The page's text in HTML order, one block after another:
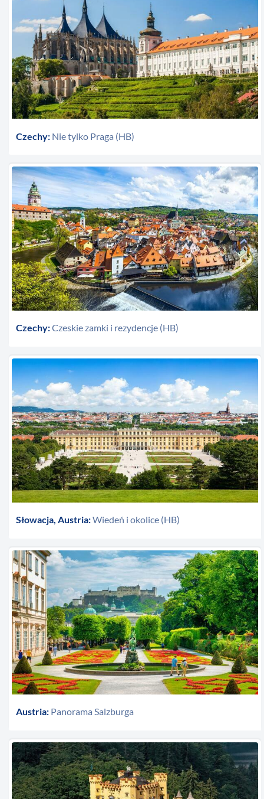
Czechy: Nie tylko Praga (HB)
Czechy:Czeskie zamki i rezydencje (HB)
Słowacja, Austria:Wiedeń i okolice (HB)
Austria: Panorama Salzburga